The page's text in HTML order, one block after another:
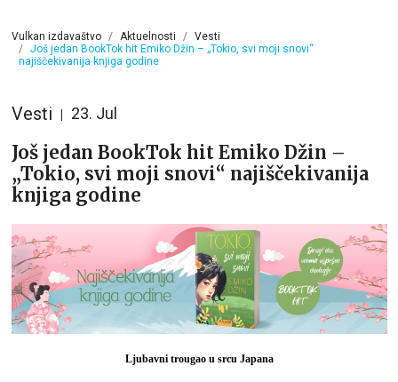
Vulkan izdavaštvo Aktuelnosti
Vesti
Još jedan BookTok hit Emiko Džin – „Tokio, svi moji snovi“
najiščekivanija knjiga godine
Vesti 23. Jul
Još jedan BookTok hit Emiko Džin –
„Tokio, svi moji snovi“ najiščekivanija
knjiga godine
Ljubavni trougao u srcu Japana